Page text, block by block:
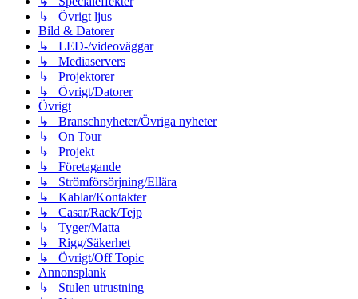
↳ Övrigt ljus
Bild & Datorer
↳ LED-/videoväggar
↳ Mediaservers
↳ Projektorer
↳ Övrigt/Datorer
Övrigt
↳ Branschnyheter/Övriga nyheter
↳ On Tour
↳ Projekt
↳ Företagande
↳ Strömförsörjning/Ellära
↳ Kablar/Kontakter
↳ Casar/Rack/Tejp
↳ Tyger/Matta
↳ Rigg/Säkerhet
↳ Övrigt/Off Topic
Annonsplank
↳ Stulen utrustning